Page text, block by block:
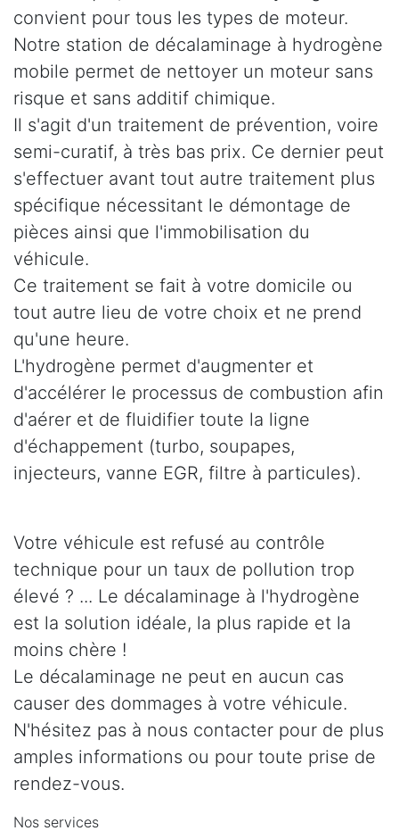
convient pour tous les types de moteur.
Notre station de décalaminage à hydrogène
mobile permet de nettoyer un moteur sans
risque et sans additif chimique.
Il s'agit d'un traitement de prévention, voire
semi-curatif, à très bas prix. Ce dernier peut
s'effectuer avant tout autre traitement plus
spécifique nécessitant le démontage de
pièces ainsi que l'immobilisation du
véhicule.
Ce traitement se fait à votre domicile ou
tout autre lieu de votre choix et ne prend
qu'une heure.
L'hydrogène permet d'augmenter et
d'accélérer le processus de combustion afin
d'aérer et de fluidifier toute la ligne
d'échappement (turbo, soupapes,
injecteurs, vanne EGR, filtre à particules).
Votre véhicule est refusé au contrôle
technique pour un taux de pollution trop
élevé ? ... Le décalaminage à l'hydrogène
est la solution idéale, la plus rapide et la
moins chère !
Le décalaminage ne peut en aucun cas
causer des dommages à votre véhicule.
N'hésitez pas à nous contacter pour de plus
amples informations ou pour toute prise de
rendez-vous.
Nos services